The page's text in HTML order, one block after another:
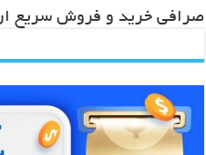
صرافی خرید و فروش سریع